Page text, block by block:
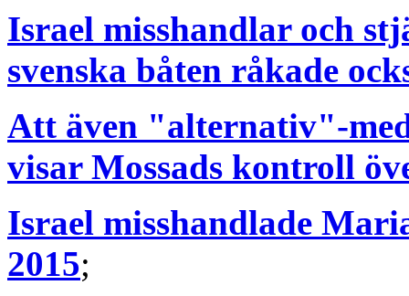
Israel misshandlar och
svenska båten råkade
Att även "alternativ"-
visar Mossads kontroll
Israel misshandlade
2015;